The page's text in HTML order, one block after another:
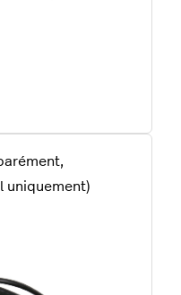
uniquement)